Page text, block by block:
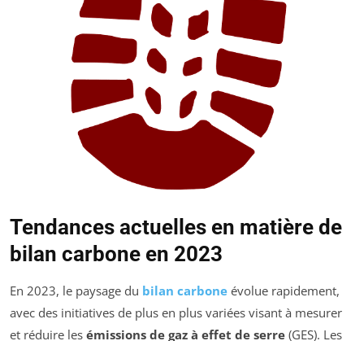
Tendances actuelles en matière de
bilan carbone en 2023
En 2023, le paysage du bilan carbone évolue rapidement,
avec des initiatives de plus en plus variées visant à mesurer
et réduire les émissions de gaz à effet de serre (GES). Les